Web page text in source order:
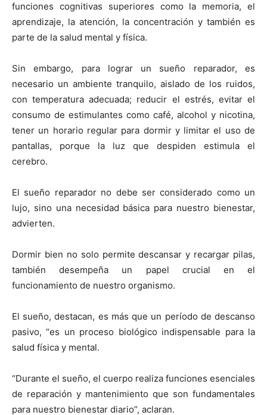
funciones cognitivas superiores como la memoria, el
aprendizaje, la atención, la concentración y también es
parte de la salud mental y física.
Sin embargo, para lograr un sueño reparador, es
necesario un ambiente tranquilo, aislado de los ruidos,
con temperatura adecuada; reducir el estrés, evitar el
consumo de estimulantes como café, alcohol y nicotina,
tener un horario regular para dormir y limitar el uso de
pantallas, porque la luz que despiden estimula el
cerebro.
El sueño reparador no debe ser considerado como un
lujo, sino una necesidad básica para nuestro bienestar,
advierten.
Dormir bien no solo permite descansar y recargar pilas,
también desempeña un papel crucial en el
funcionamiento de nuestro organismo.
El sueño, destacan, es más que un período de descanso
pasivo, “es un proceso biológico indispensable para la
salud física y mental.
“Durante el sueño, el cuerpo realiza funciones esenciales
de reparación y mantenimiento que son fundamentales
para nuestro bienestar diario”, aclaran.